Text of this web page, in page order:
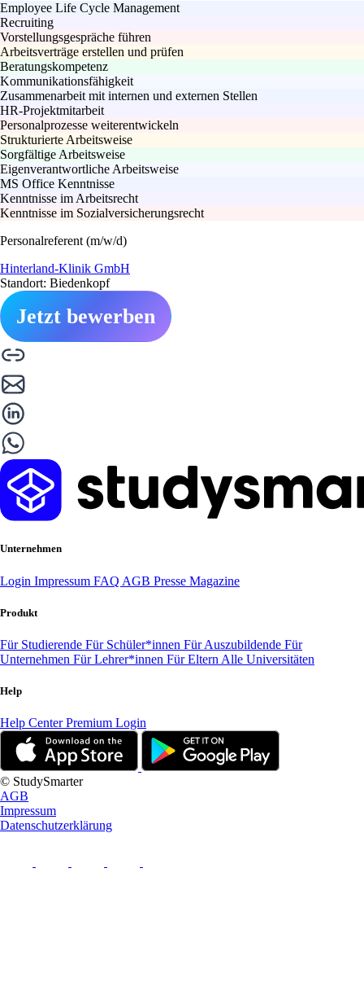
Employee Life Cycle Management
Recruiting
Vorstellungsgespräche führen
Arbeitsverträge erstellen und prüfen
Beratungskompetenz
Kommunikationsfähigkeit
Zusammenarbeit mit internen und externen Stellen
HR-Projektmitarbeit
Personalprozesse weiterentwickeln
Strukturierte Arbeitsweise
Sorgfältige Arbeitsweise
Eigenverantwortliche Arbeitsweise
MS Office Kenntnisse
Kenntnisse im Arbeitsrecht
Kenntnisse im Sozialversicherungsrecht
Personalreferent (m/w/d)
Hinterland-Klinik GmbH
Standort: Biedenkopf
Jetzt bewerben
Unternehmen
Login Impressum FAQ AGB Presse Magazine
Produkt
Für Studierende Für Schüler*innen Für Auszubildende Für
Unternehmen Für Lehrer*innen Für Eltern Alle Universitäten
Help
Help CenterPremium Login
© StudySmarter
AGB
Impressum
Datenschutzerklärung